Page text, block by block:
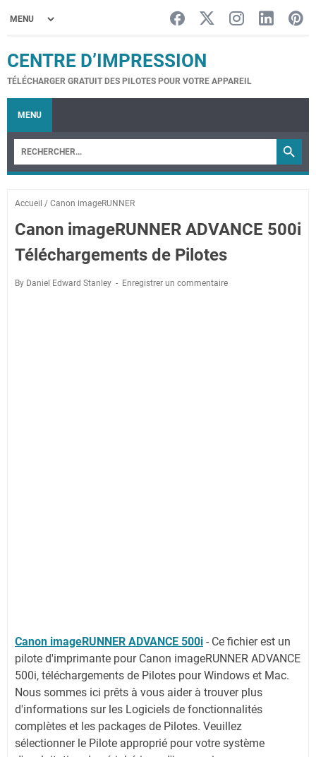
CENTRE D’IMPRESSION
TÉLÉCHARGER GRATUIT DES PILOTES POUR VOTRE APPAREIL
MENU
Accueil / Canon imageRUNNER
Canon imageRUNNER ADVANCE 500i
Téléchargements de Pilotes
By Daniel Edward Stanley Enregistrer un commentaire
Canon imageRUNNER ADVANCE 500i - Ce fichier est un
pilote d'imprimante pour Canon imageRUNNER ADVANCE
500i, téléchargements de Pilotes pour Windows et Mac.
Nous sommes ici prêts à vous aider à trouver plus
d'informations sur les Logiciels de fonctionnalités
complètes et les packages de Pilotes. Veuillez
sélectionner le Pilote approprié pour votre système